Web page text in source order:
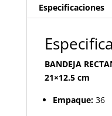
Especificaciones
BANDEJA
21×12.5 cm
Empaque:36